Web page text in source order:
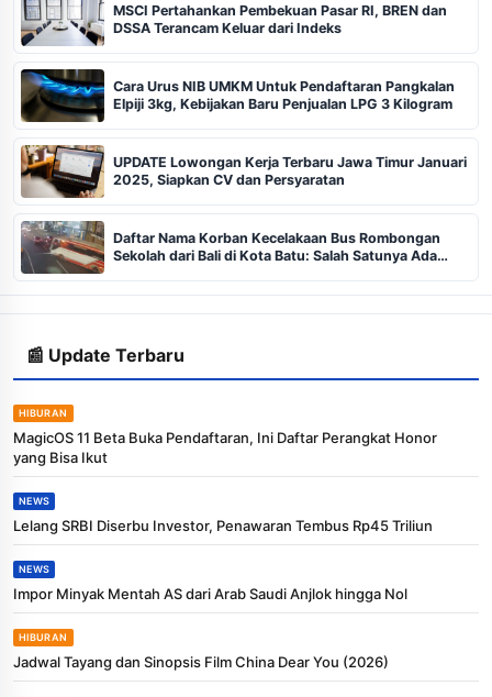
MSCI Pertahankan Pembekuan Pasar RI, BREN dan
DSSA Terancam Keluar dari Indeks
Cara Urus NIB UMKM Untuk Pendaftaran Pangkalan
Elpiji 3kg, Kebijakan Baru Penjualan LPG 3 Kilogram
UPDATE Lowongan Kerja Terbaru Jawa Timur Januari
2025, Siapkan CV dan Persyaratan
Daftar Nama Korban Kecelakaan Bus Rombongan
Sekolah dari Bali di Kota Batu: Salah Satunya Ada
📰 Update Terbaru
HIBURAN
MagicOS 11 Beta Buka Pendaftaran, Ini Daftar Perangkat Honor
yang Bisa Ikut
NEWS
Lelang SRBI Diserbu Investor, Penawaran Tembus Rp45 Triliun
NEWS
Impor Minyak Mentah AS dari Arab Saudi Anjlok hingga Nol
HIBURAN
Jadwal Tayang dan Sinopsis Film China Dear You (2026)